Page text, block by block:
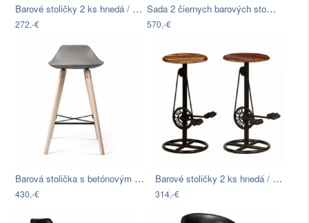
Barové stoličky 2 ks hnedá / čierna…
272,-€
Sada 2 čiernych barových stoličiek…
570,-€
Barová stolička s betónovým sedadlom…
430,-€
Barové stoličky 2 ks hnedá / čierna…
314,-€